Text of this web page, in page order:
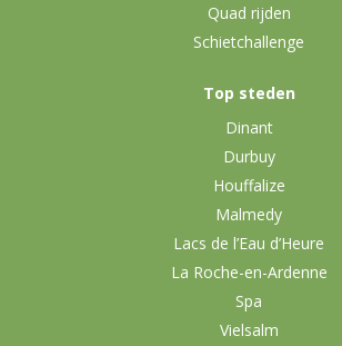
Quad rijden
Schietchallenge
Top steden
Dinant
Durbuy
Houffalize
Malmedy
Lacs de l’Eau d’Heure
La Roche-en-Ardenne
Spa
Vielsalm